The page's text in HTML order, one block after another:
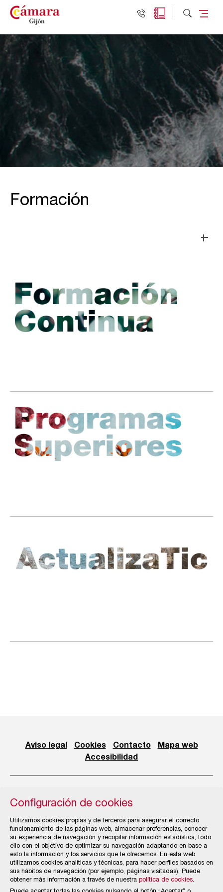
Formación
Aviso legal Cookies Contacto
Mapa web
Accesibilidad
Navegación de Gijón
Configuración de cookies
Utilizamos cookies propias y de terceros para asegurar el correcto
funcionamiento de las páginas web, almacenar preferencias, conocer
su experiencia de navegación y recopilar información estadística, todo
ello con el objetivo de optimizar su navegación adaptando en base a
esto la información y los servicios que le ofrecemos. En esta web
utilizamos cookies analíticas y técnicas, para hacer perfiles basados en
sus hábitos de navegación (por ejemplo, páginas visitadas). Puede
obtener más información a través de nuestra política de cookies.